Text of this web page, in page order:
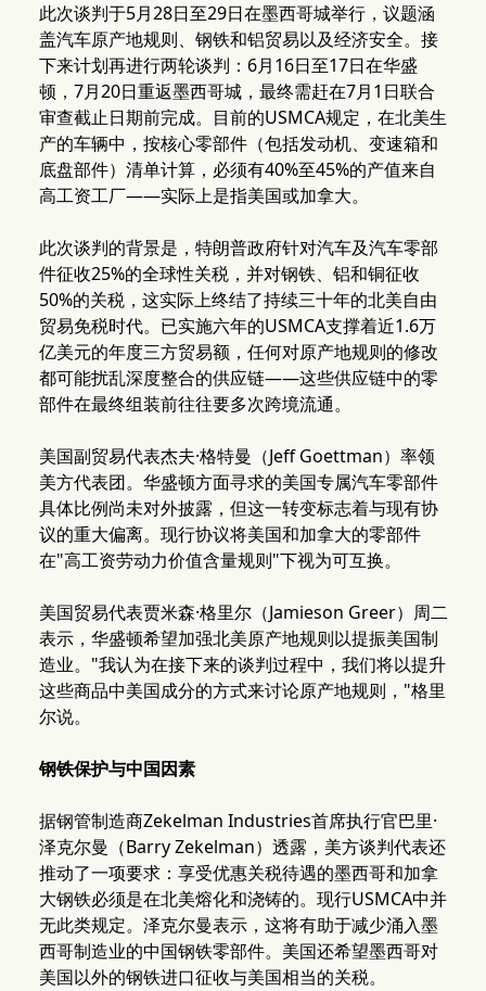
此次谈判于5月28日至29日在墨西哥城举行，议题涵
盖汽车原产地规则、钢铁和铝贸易以及经济安全。接
下来计划再进行两轮谈判：6月16日至17日在华盛
顿，7月20日重返墨西哥城，最终需赶在7月1日联合
审查截止日期前完成。目前的USMCA规定，在北美生
产的车辆中，按核心零部件（包括发动机、变速箱和
底盘部件）清单计算，必须有40%至45%的产值来自
高工资工厂——实际上是指美国或加拿大。
此次谈判的背景是，特朗普政府针对汽车及汽车零部
件征收25%的全球性关税，并对钢铁、铝和铜征收
50%的关税，这实际上终结了持续三十年的北美自由
贸易免税时代。已实施六年的USMCA支撑着近1.6万
亿美元的年度三方贸易额，任何对原产地规则的修改
都可能扰乱深度整合的供应链——这些供应链中的零
部件在最终组装前往往要多次跨境流通。
美国副贸易代表杰夫·格特曼（Jeff Goettman）率领
美方代表团。华盛顿方面寻求的美国专属汽车零部件
具体比例尚未对外披露，但这一转变标志着与现有协
议的重大偏离。现行协议将美国和加拿大的零部件
在"高工资劳动力价值含量规则"下视为可互换。
美国贸易代表贾米森·格里尔（Jamieson Greer）周二
表示，华盛顿希望加强北美原产地规则以提振美国制
造业。"我认为在接下来的谈判过程中，我们将以提升
这些商品中美国成分的方式来讨论原产地规则，"格里
尔说。
钢铁保护与中国因素
据钢管制造商Zekelman Industries首席执行官巴里·
泽克尔曼（Barry Zekelman）透露，美方谈判代表还
推动了一项要求：享受优惠关税待遇的墨西哥和加拿
大钢铁必须是在北美熔化和浇铸的。现行USMCA中并
无此类规定。泽克尔曼表示，这将有助于减少涌入墨
西哥制造业的中国钢铁零部件。美国还希望墨西哥对
美国以外的钢铁进口征收与美国相当的关税。